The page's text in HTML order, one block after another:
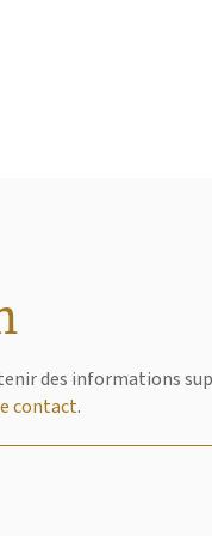
des informations
contact.